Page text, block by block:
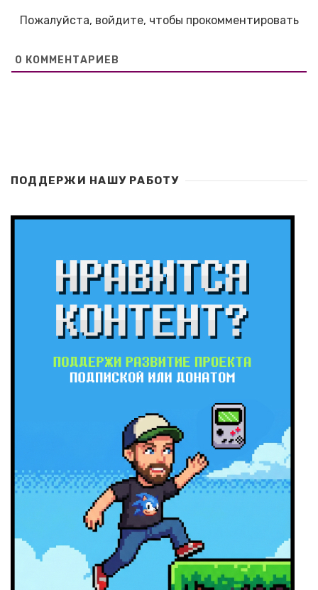
Пожалуйста, войдите, чтобы прокомментировать
0 КОММЕНТАРИЕВ
ПОДДЕРЖИ НАШУ РАБОТУ